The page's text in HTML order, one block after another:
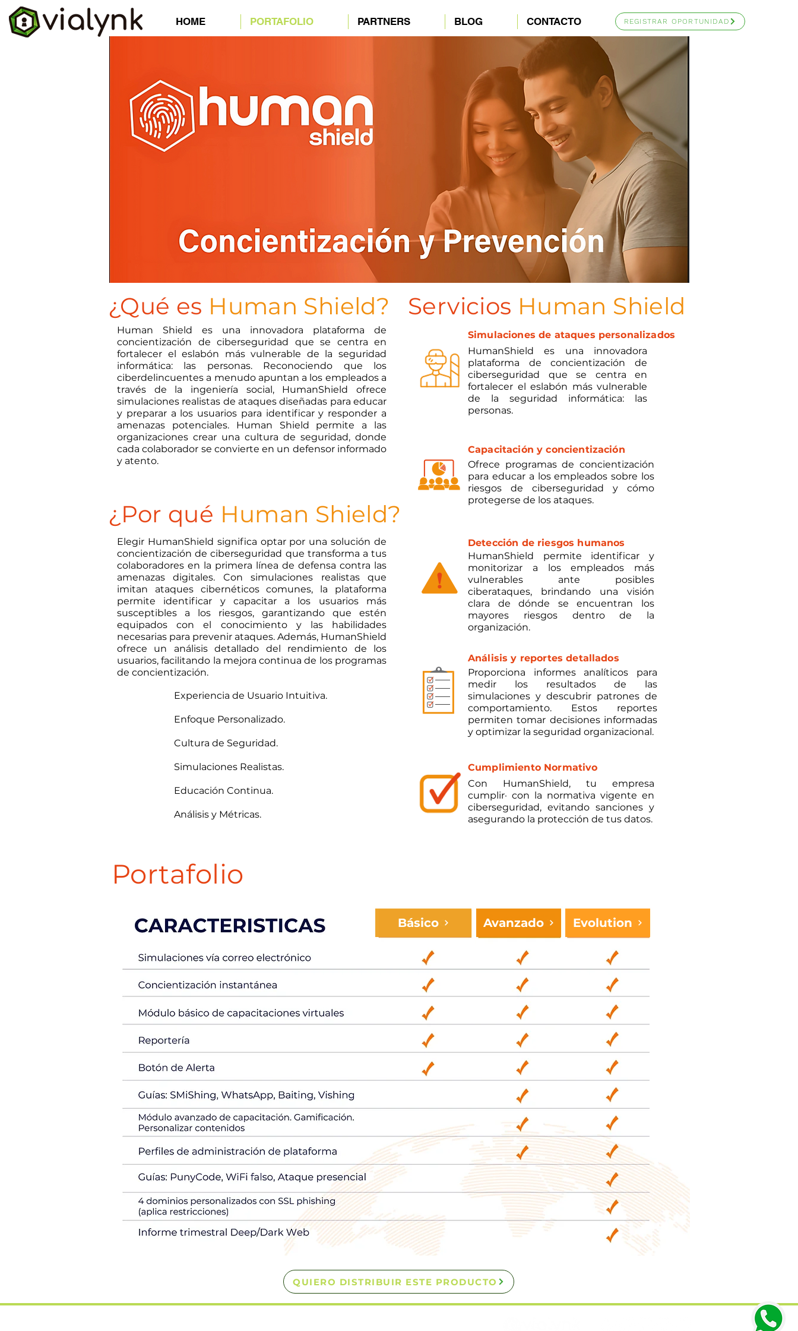
HOME PORTAFOLIO PARTNERS BLOG CONTACTO REGISTRAR OPORTUNIDAD
¿Qué es Human Shield?
Human Shield es una innovadora plataforma de
concientización de ciberseguridad que se centra en
fortalecer el eslabón más vulnerable de la seguridad
informática: las personas. Reconociendo que los
ciberdelincuentes a menudo apuntan a los empleados a
través de la ingeniería social, HumanShield ofrece
simulaciones realistas de ataques diseñadas para educar
y preparar a los usuarios para identificar y responder a
amenazas potenciales. Human Shield permite a las
organizaciones crear una cultura de seguridad, donde
cada colaborador se convierte en un defensor informado
y atento.
¿Por qué Human Shield?
Elegir HumanShield significa optar por una solución de
concientización de ciberseguridad que transforma a tus
colaboradores en la primera línea de defensa contra las
amenazas digitales. Con simulaciones realistas que
imitan ataques cibernéticos comunes, la plataforma
permite identificar y capacitar a los usuarios más
susceptibles a los riesgos, garantizando que estén
equipados con el conocimiento y las habilidades
necesarias para prevenir ataques. Además, HumanShield
ofrece un análisis detallado del rendimiento de los
usuarios, facilitando la mejora continua de los programas
de concientización.
Experiencia de Usuario Intuitiva.
Enfoque Personalizado.
Cultura de Seguridad.
Simulaciones Realistas.
Educación Continua.
Análisis y Métricas.
Servicios Human Shield
Simulaciones de ataques personalizados
HumanShield es una innovadora
plataforma de concientización de
ciberseguridad que se centra en
fortalecer el eslabón más vulnerable
de la seguridad informática: las
personas.
Capacitación y concientización
Ofrece programas de concientización
para educar a los empleados sobre los
riesgos de ciberseguridad y cómo
protegerse de los ataques.
Detección de riesgos humanos
HumanShield permite identificar y
monitorizar a los empleados más
vulnerables ante posibles
ciberataques, brindando una visión
clara de dónde se encuentran los
mayores riesgos dentro de la
organización.
Análisis y reportes detallados
Proporciona informes analíticos para
medir los resultados de las
simulaciones y descubrir patrones de
comportamiento. Estos reportes
permiten tomar decisiones informadas
y optimizar la seguridad organizacional.
Cumplimiento Normativo
Con HumanShield, tu empresa
cumplir· con la normativa vigente en
ciberseguridad, evitando sanciones y
asegurando la protección de tus datos.
Portafolio
Básico Avanzado Evolution
QUIERO DISTRIBUIR ESTE PRODUCTO